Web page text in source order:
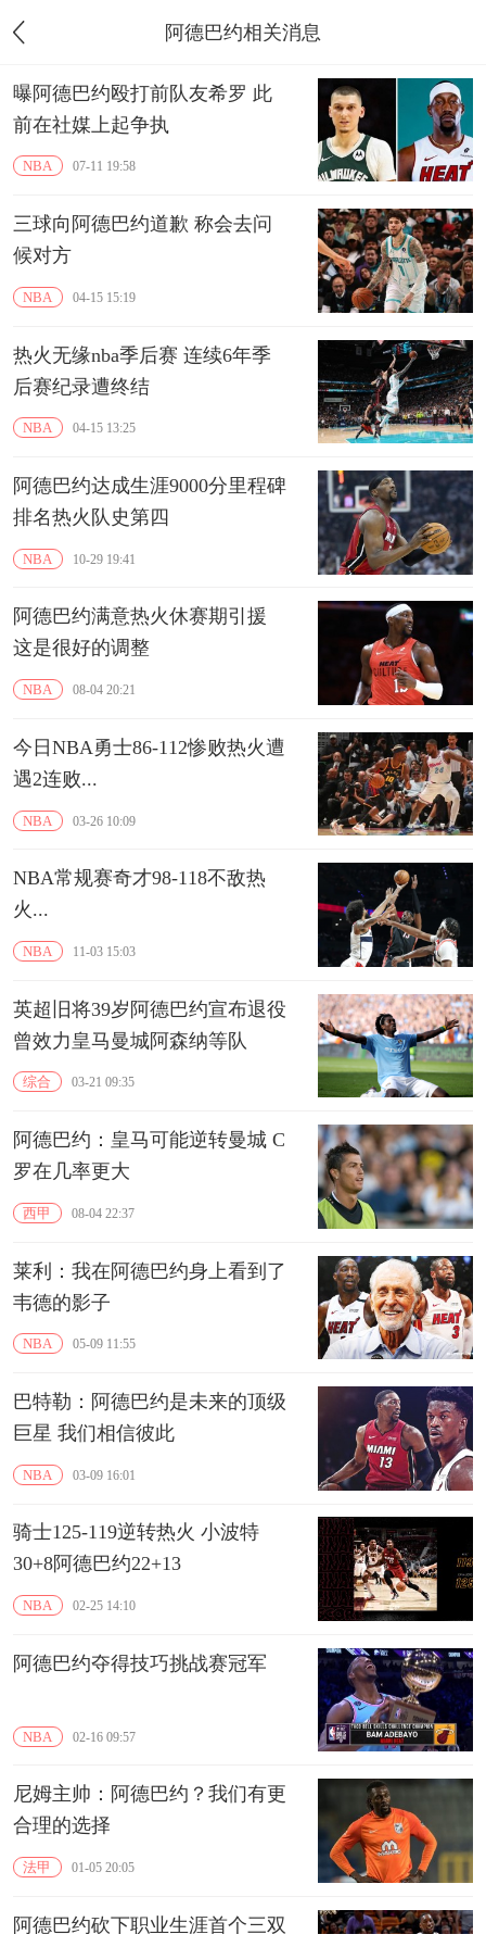
阿德巴约相关消息
曝阿德巴约殴打前队友希罗 此
前在社媒上起争执
NBA 07-11 19:58
三球向阿德巴约道歉 称会去问
候对方
NBA 04-15 15:19
热火无缘nba季后赛 连续6年季
后赛纪录遭终结
NBA 04-15 13:25
阿德巴约达成生涯9000分里程碑
排名热火队史第四
NBA 10-29 19:41
阿德巴约满意热火休赛期引援
这是很好的调整
NBA 08-04 20:21
今日NBA勇士86-112惨败热火遭
遇2连败...
NBA 03-26 10:09
NBA常规赛奇才98-118不敌热
火...
NBA 11-03 15:03
英超旧将39岁阿德巴约宣布退役
曾效力皇马曼城阿森纳等队
综合 03-21 09:35
阿德巴约：皇马可能逆转曼城 C
罗在几率更大
西甲 08-04 22:37
莱利：我在阿德巴约身上看到了
韦德的影子
NBA 05-09 11:55
巴特勒：阿德巴约是未来的顶级
巨星 我们相信彼此
NBA 03-09 16:01
骑士125-119逆转热火 小波特
30+8阿德巴约22+13
NBA 02-25 14:10
阿德巴约夺得技巧挑战赛冠军
NBA 02-16 09:57
尼姆主帅：阿德巴约？我们有更
合理的选择
法甲 01-05 20:05
阿德巴约砍下职业生涯首个三双